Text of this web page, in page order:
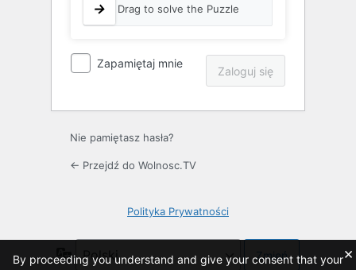
Drag to solve the Puzzle
Zapamiętaj mnie
Nie pamiętasz hasła?
← Przejdź do Wolnosc.TV
Polityka Prywatności
Język
By proceeding you understand and give your consent that your×